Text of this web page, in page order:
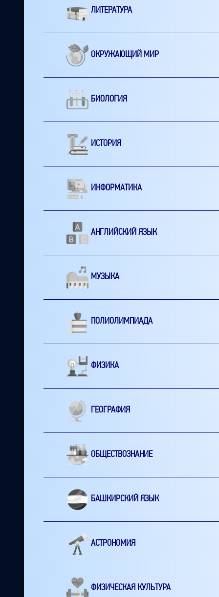
ЛИТЕРАТУРА
ОКРУЖАЮЩИЙ МИР
БИОЛОГИЯ
ИСТОРИЯ
ИНФОРМАТИКА
АНГЛИЙСКИЙ ЯЗЫК
МУЗЫКА
ПОЛИОЛИМПИАДА
ФИЗИКА
ГЕОГРАФИЯ
ОБЩЕСТВОЗНАНИЕ
БАШКИРСКИЙ ЯЗЫК
АСТРОНОМИЯ
ФИЗИЧЕСКАЯ КУЛЬТУРА